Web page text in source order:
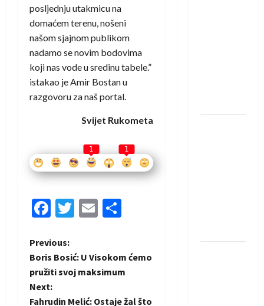
posljednju utakmicu na
domaćem terenu, nošeni
našom sjajnom publikom
nadamo se novim bodovima
koji nas vode u sredinu tabele.”
istakao je Amir Bostan u
razgovoru za naš portal.
Svijet Rukometa
1 1
Facebook
Twitter
Email
P
o
s
Previous:
Boris Bosić: U Visokom ćemo
pružiti svoj maksimum
Next:
Fahrudin Melić: Ostaje žal što